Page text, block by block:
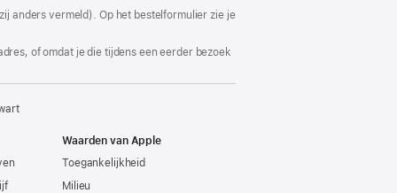
anders vermeld). Op het bestelformulier zie je
of omdat je die tijdens een eerder bezoek
Waarden van Apple
Toegankelijkheid
Milieu